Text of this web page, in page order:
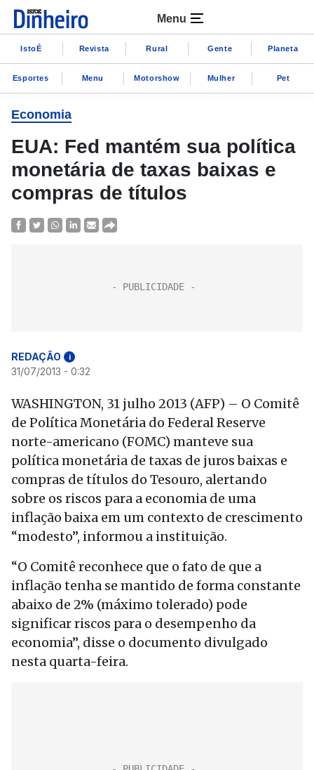
Menu
IstoÉ Revista Rural Gente Planeta
Esportes Menu Motorshow Mulher Pet
Economia
EUA: Fed mantém sua política
monetária de taxas baixas e
compras de títulos
REDAÇÃO i
31/07/2013 - 0:32
WASHINGTON, 31 julho 2013 (AFP) – O Comitê
de Política Monetária do Federal Reserve
norte-americano (FOMC) manteve sua
política monetária de taxas de juros baixas e
compras de títulos do Tesouro, alertando
sobre os riscos para a economia de uma
inflação baixa em um contexto de crescimento
“modesto”, informou a instituição.
“O Comitê reconhece que o fato de que a
inflação tenha se mantido de forma constante
abaixo de 2% (máximo tolerado) pode
significar riscos para o desempenho da
economia”, disse o documento divulgado
nesta quarta-feira.